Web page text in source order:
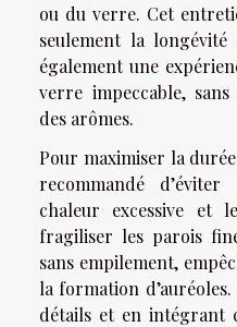
ou du verre. Cet
seulement la
également une
verre impeccable,
des arômes.
Pour maximiser la
recommandé
chaleur excessive et
fragiliser les parois
sans empilement,
la formation
détails et en intégrant